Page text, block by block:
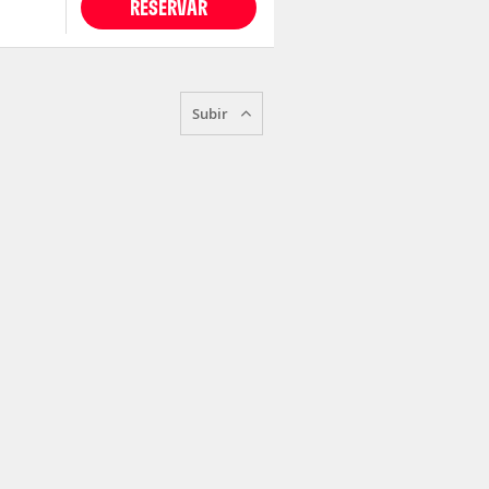
RESERVAR
Subir